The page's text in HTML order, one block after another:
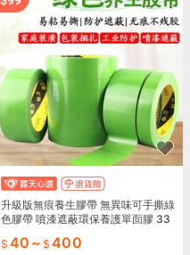
升級版無痕養生膠帶 無異味可手撕綠
色膠帶 噴漆遮蔽環保養護單靣膠 33
40 ~ 400